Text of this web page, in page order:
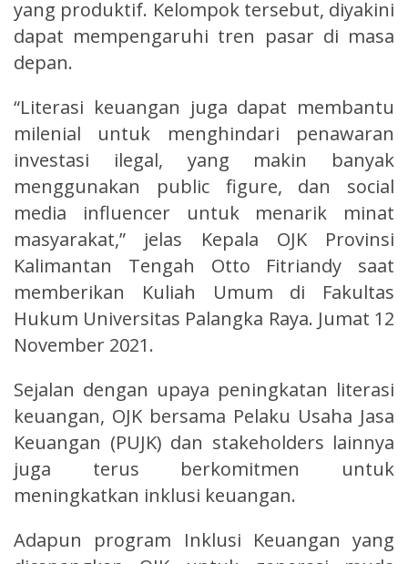
yang produktif. Kelompok tersebut, diyakini
dapat mempengaruhi tren pasar di masa
depan.
“Literasi keuangan juga dapat membantu
milenial untuk menghindari penawaran
investasi ilegal, yang makin banyak
menggunakan public figure, dan social
media influencer untuk menarik minat
masyarakat,” jelas Kepala OJK Provinsi
Kalimantan Tengah Otto Fitriandy saat
memberikan Kuliah Umum di Fakultas
Hukum Universitas Palangka Raya. Jumat 12
November 2021.
Sejalan dengan upaya peningkatan literasi
keuangan, OJK bersama Pelaku Usaha Jasa
Keuangan (PUJK) dan stakeholders lainnya
juga terus berkomitmen untuk
meningkatkan inklusi keuangan.
Adapun program Inklusi Keuangan yang